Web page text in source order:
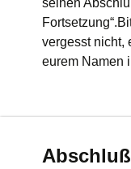
seinen
vergesst nicht,
eurem Namen